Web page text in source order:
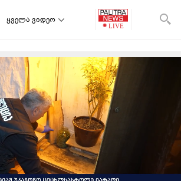
ყველა ვიდეო